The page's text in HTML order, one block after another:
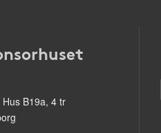
B19a, 4 tr